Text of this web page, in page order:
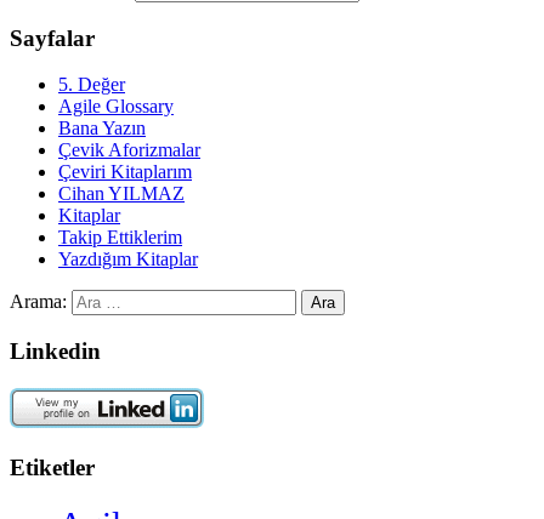
Sayfalar
5. Değer
Agile Glossary
Bana Yazın
Çevik Aforizmalar
Çeviri Kitaplarım
Cihan YILMAZ
Kitaplar
Takip Ettiklerim
Yazdığım Kitaplar
Arama:
Linkedin
Etiketler